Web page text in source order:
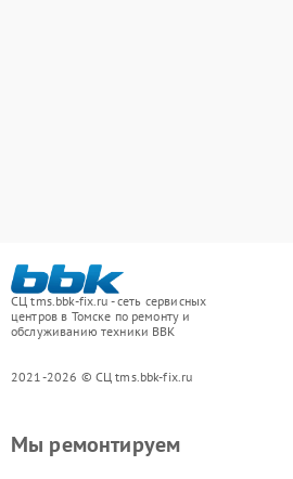
СЦ tms.bbk-fix.ru - сеть сервисных
центров в Томске по ремонту и
обслуживанию техники BBK
2021-2026 © СЦ tms.bbk-fix.ru
Мы ремонтируем